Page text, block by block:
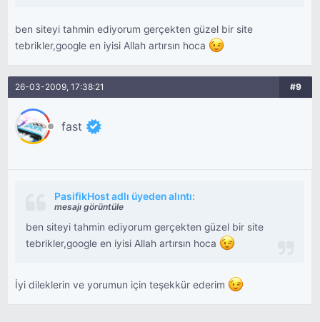
ben siteyi tahmin ediyorum gerçekten güzel bir site
tebrikler,google en iyisi Allah artırsın hoca
26-03-2009, 17:38:21 #9
fast
PasifikHost adlı üyeden alıntı:
mesajı görüntüle
ben siteyi tahmin ediyorum gerçekten güzel bir site
tebrikler,google en iyisi Allah artırsın hoca
İyi dileklerin ve yorumun için teşekkür ederim